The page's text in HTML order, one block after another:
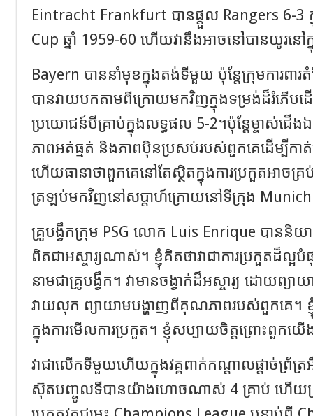
Eintracht Frankfurt បានផ្តួល Rangers 6-3
Cup ឆ្នាំ 1959-60 ហើយវានឹងអាចនៅបានយូរនៅក្
Bayern បាននាំមុខក្នុងតង់ទីមួយ ប៉ុន្តែក្រុមការពា
បានវាយបកតាមពីក្រោយមកវិញក្នុងទម្រង់ដ៏រំភើបដ
ប្រយោជន៍បីគ្រាប់ក្នុងលទ្ធផល 5-2។ប៉ុន្តែម្ចាស់ជើ
ភាពអត់ធ្មត់ និងភាពប៉ិនប្រសប់របស់ពួកគេដើម្បីក
ហើយធានាថាពួកគេនៅតែស្ថិតក្នុងការប្រកួតអាចគ្
ត្រឡប់មកវិញនៅសប្តាហ៍ក្រោយនៅទីក្រុង
គ្រូបង្វឹកក្រុម PSG លោក Luis Enrique បាននិយ
ពិតជាអស្ចារ្យណាស់។ ខ្ញុំគិតថាវាជាការប្រកួតដ៏ល្អបំ
នាមជាគ្រូបង្វឹក។ វាមានចង្វាក់ដ៏អស្ចារ្យ ដោយព្យ
វាយលុក ព្យាយាមបង្ហាញពីគុណភាពរបស់ពួកគេ។ ខ្ញុំ
ក្នុងការមើលការប្រកួត។ ខ្ញុំសប្បាយចិត្តព្រោះពួកយ
វាជាលើកទីមួយហើយក្នុងវគ្គពាក់កណ្តាលផ្តាច់ព្រ័ត្
ស៊ុតបញ្ចូលទីបានយ៉ាងហោចណាស់ 4 គ្រាប់ ហើយគ្រ